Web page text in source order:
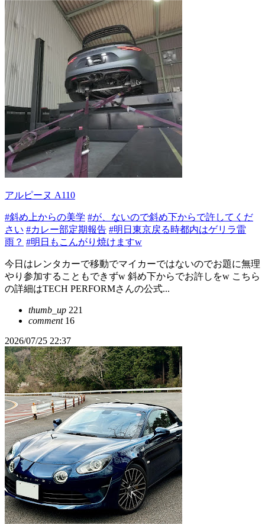
アルピーヌ A110
#斜め上からの美学 #が、ないので斜め下からで許してくだ
さい #カレー部定期報告 #明日東京戻る時都内はゲリラ雷
雨？ #明日もこんがり焼けますw
今日はレンタカーで移動でマイカーではないのでお題に無理
やり参加することもできずw 斜め下からでお許しをw こちら
の詳細はTECH PERFORMさんの公式...
thumb_up 221
comment16
2026/07/25 22:37